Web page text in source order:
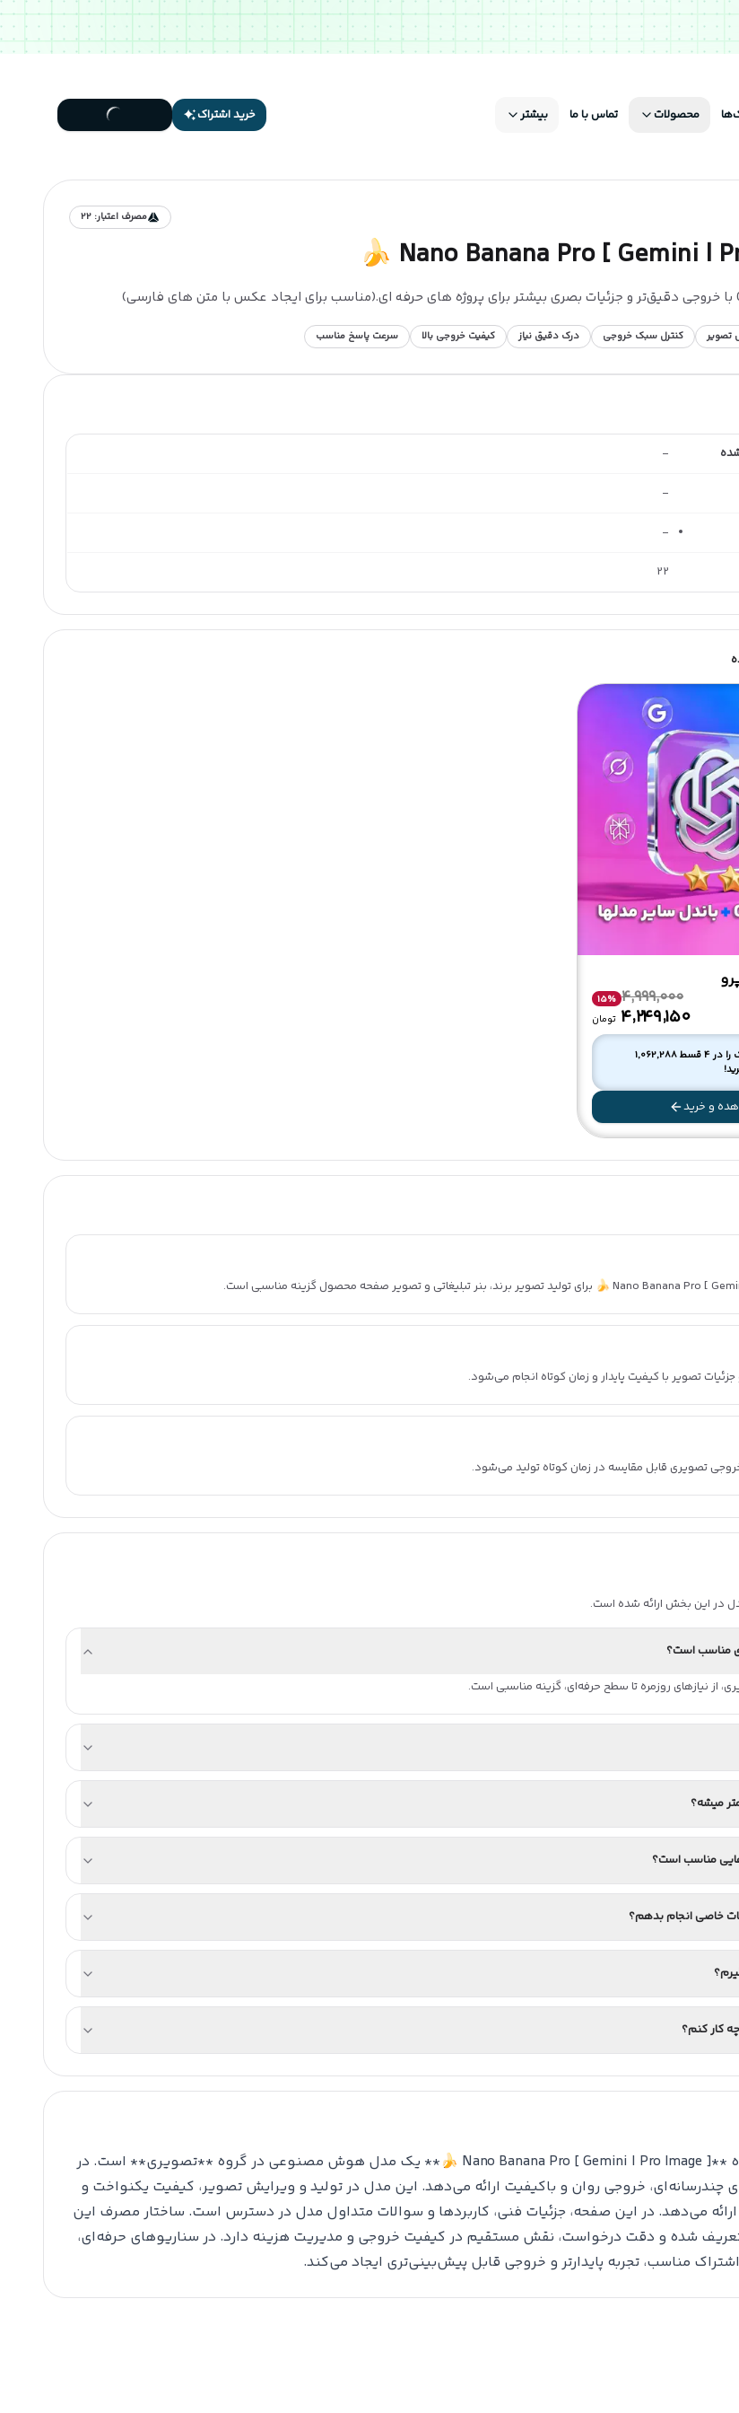
محصولات تماس با ما بیشتر خرید اشتراک
مصرف اعتبار: 22
Nano Banana Pro [ Gemini l
تصویر کنترل سبک خروجی درک دقیق نیاز کیفیت خروجی بالا سرعت پاسخ مناسب
-
-
-
22
4,999,000
15%
۴٬۲۴۹٬۱۵۰ تومان
4 قسط
1,062,288
و خرید
تصویر با کیفیت پایدار و زمان کوتاه انجام می‌شود.
تصویری قابل مقایسه در زمان کوتاه تولید می‌شود.
در این بخش ارائه شده است.
مناسب است؟
روزمره تا سطح حرفه‌ای، گزینه مناسبی است.
میشه؟
مناسب است؟
خاصی انجام بدهم؟
کار کنم؟
### روش استفاده **Nano Banana Pro [ Gemini l Pro Image ] 🍌** یک مدل هوش مصنوعی در گروه **تصویری** است. در
چندرسانه‌ای، خروجی روان و باکیفیت ارائه می‌دهد. این مدل در تولید و ویرایش تصویر، کیفیت یکنواخت و
می‌دهد. در این صفحه، جزئیات فنی، کاربردها و سوالات متداول مدل در دسترس است. ساختار مصرف این
تعریف شده و دقت درخواست، نقش مستقیم در کیفیت خروجی و مدیریت هزینه دارد. در سناریوهای حرفه‌ای،
مناسب، تجربه پایدارتر و خروجی قابل پیش‌بینی‌تری ایجاد می‌کند.